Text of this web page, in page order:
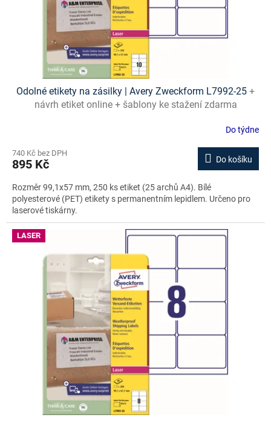
Odolné etikety na zásilky | Avery Zweckform L7992-25 +
návrh etiket online + šablony ke stažení zdarma
Do týdne
740 Kč bez DPH
895 Kč Do košíku
Rozměr 99,1x57 mm, 250 ks etiket (25 archů A4). Bílé
polyesterové (PET) etikety s permanentním lepidlem. Určeno pro
laserové tiskárny.
LASER